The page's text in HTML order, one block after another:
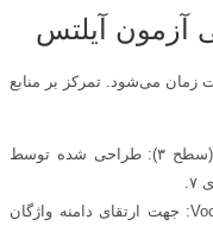
آزمون آیلتس
زمان می‌شود. تمرکز بر منابع
سری کتاب‌های Mindset for IELTS (سطح ۳): طراحی شده توسط
کتاب Vocabulary for IELTS Advanced: جهت ارتقای دامنه واژگان